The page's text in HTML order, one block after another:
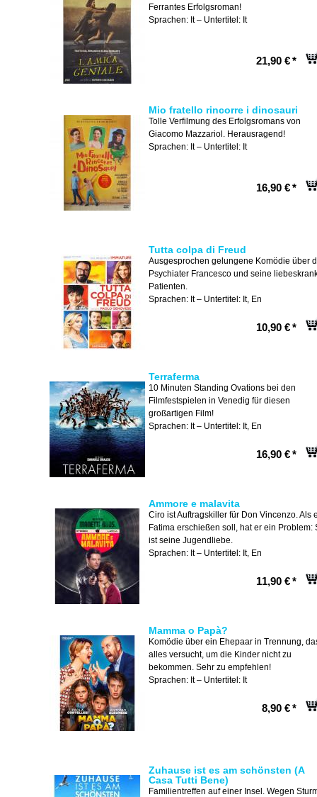
Ferrantes Erfolgsroman!
Sprachen: It – Untertitel: It
21,90 €*
Mio fratello rincorre i dinosauri
Tolle Verfilmung des Erfolgsromans von
Giacomo Mazzariol. Herausragend!
Sprachen: It – Untertitel: It
16,90 €*
Tutta colpa di Freud
Ausgesprochen gelungene Komödie über
Psychiater Francesco und seine
Patienten.
Sprachen: It – Untertitel: It, En
10,90 €*
Terraferma
10 Minuten Standing Ovations bei den
Filmfestspielen in Venedig für diesen
großartigen Film!
Sprachen: It – Untertitel: It, En
16,90 €*
Ammore e malavita
Ciro ist Auftragskiller für Don Vincenzo. Als
Fatima erschießen soll, hat er ein Problem:
ist seine Jugendliebe.
Sprachen: It – Untertitel: It, En
11,90 €*
Mamma o Papà?
Komödie über ein Ehepaar in Trennung,
alles versucht, um die Kinder nicht zu
bekommen. Sehr zu empfehlen!
Sprachen: It – Untertitel: It
8,90 €*
Zuhause ist es am schönsten (A
Casa Tutti Bene)
Familientreffen auf einer Insel. Wegen